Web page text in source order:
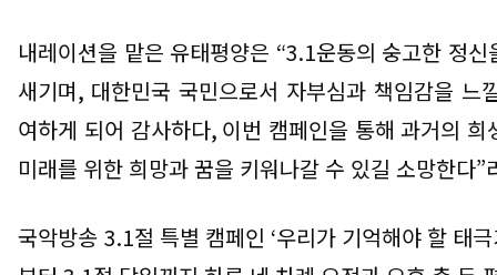
내레이션을 맡은 유태평양은 “3.1운동의 숭고한 정
새기며, 대한민국 국민으로서 자부심과 책임감을 느
여하게 되어 감사하다, 이번 캠페인을 통해 과거의
미래를 위한 희망과 꿈을 키워나갈 수 있길 소망한다”
국악방송 3.1절 특별 캠페인 ‘우리가 기억해야 할 태